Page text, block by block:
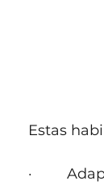
Estas
·